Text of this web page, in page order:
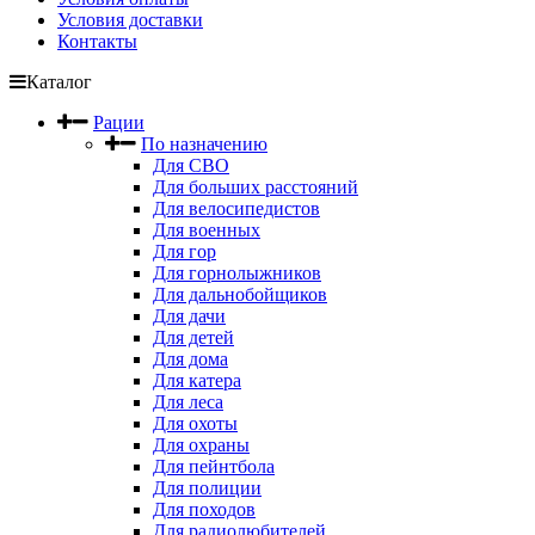
Условия доставки
Контакты
Каталог
Рации
По назначению
Для СВО
Для больших расстояний
Для велосипедистов
Для военных
Для гор
Для горнолыжников
Для дальнобойщиков
Для дачи
Для детей
Для дома
Для катера
Для леса
Для охоты
Для охраны
Для пейнтбола
Для полиции
Для походов
Для радиолюбителей